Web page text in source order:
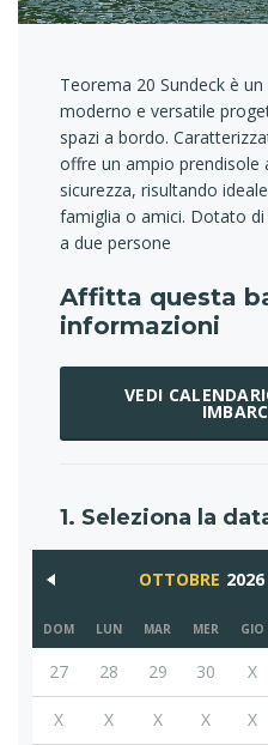
Teorema 20 Sundeck è
moderno e versatile
spazi a bordo.
offre un ampio prendisole
sicurezza, risultando
famiglia o amici. Dotato
a due persone
Affitta questa
informazioni
VEDI
1. Seleziona la
OTTOBRE 2026
DOM LUN MAR MER GIO
27 28 29 30 X
X X X X X